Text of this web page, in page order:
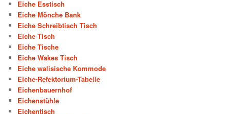
Eiche Esstisch
Eiche Mönche Bank
Eiche Schreibtisch Tisch
Eiche Tisch
Eiche Tische
Eiche Wakes Tisch
Eiche walisische Kommode
Eiche-Refektorium-Tabelle
Eichenbauernhof
Eichenstühle
Eichentisch